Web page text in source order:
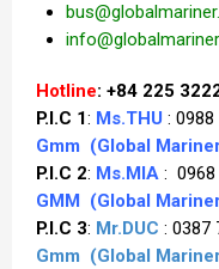
Hotline: +84 225
P.I.C 1: Ms.THU : 0988
Gmm (Global
P.I.C 2: Ms.MIA : 0968
GMM
(Global
P.I.C 3: Mr.DUC : 0387
Gmm (Global